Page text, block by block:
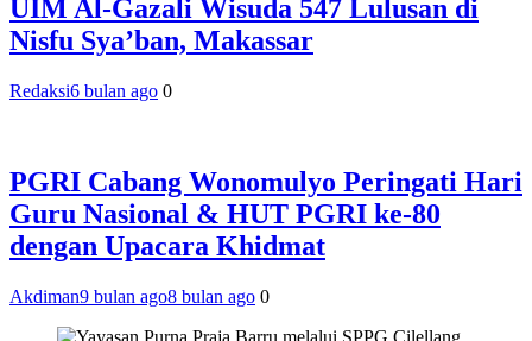
UIM Al-Gazali Wisuda 547 Lulusan di
Nisfu Sya’ban, Makassar
Redaksi6 bulan ago 0
PGRI Cabang Wonomulyo Peringati Hari
Guru Nasional & HUT PGRI ke-80
dengan Upacara Khidmat
Akdiman9 bulan ago8 bulan ago 0